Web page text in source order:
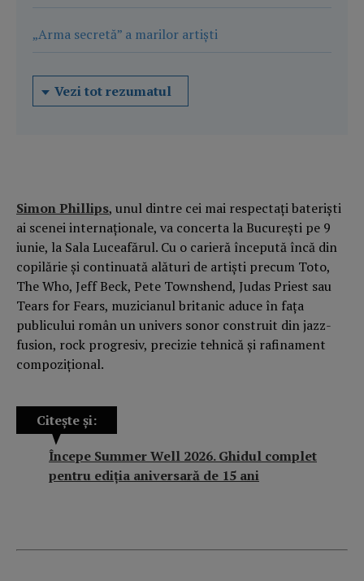
„Arma secretă” a marilor artiști
Vezi tot rezumatul
Simon Phillips, unul dintre cei mai respectați bateriști
ai scenei internaționale, va concerta la București pe 9
iunie, la Sala Luceafărul. Cu o carieră începută încă din
copilărie și continuată alături de artiști precum Toto,
The Who, Jeff Beck, Pete Townshend, Judas Priest sau
Tears for Fears, muzicianul britanic aduce în fața
publicului român un univers sonor construit din jazz-
fusion, rock progresiv, precizie tehnică și rafinament
compozițional.
Citește și:
Începe Summer Well 2026. Ghidul complet
pentru ediția aniversară de 15 ani